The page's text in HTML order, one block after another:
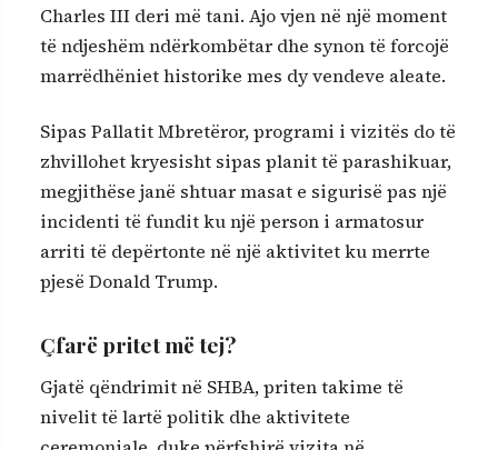
Charles III deri më tani. Ajo vjen në një moment
të ndjeshëm ndërkombëtar dhe synon të forcojë
marrëdhëniet historike mes dy vendeve aleate.
Sipas Pallatit Mbretëror, programi i vizitës do të
zhvillohet kryesisht sipas planit të parashikuar,
megjithëse janë shtuar masat e sigurisë pas një
incidenti të fundit ku një person i armatosur
arriti të depërtonte në një aktivitet ku merrte
pjesë Donald Trump.
Çfarë pritet më tej?
Gjatë qëndrimit në SHBA, priten takime të
nivelit të lartë politik dhe aktivitete